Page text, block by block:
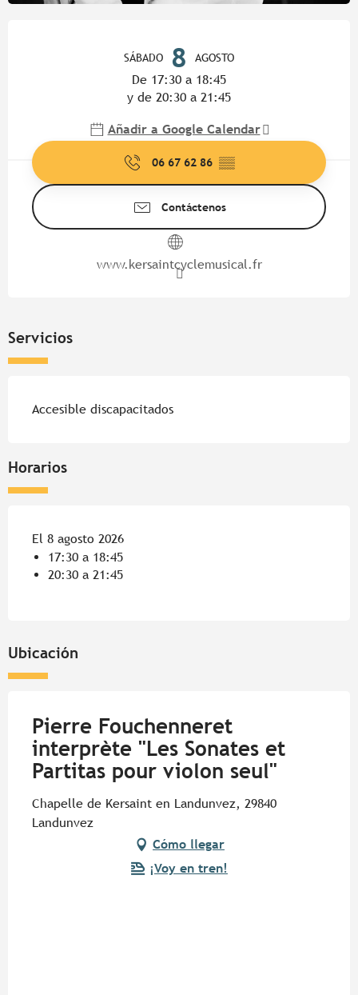
SÁBADO 8 AGOSTO
De 17:30 a 18:45
y de 20:30 a 21:45
Añadir a Google Calendar
06 67 62 86 ▒▒
Contáctenos
www.kersaintcyclemusical.fr
Servicios
Accesible discapacitados
Horarios
El 8 agosto 2026
17:30 a 18:45
20:30 a 21:45
Ubicación
Pierre Fouchenneret
interprète "Les Sonates et
Partitas pour violon seul"
Chapelle de Kersaint en Landunvez, 29840
Landunvez
Cómo llegar
¡Voy en tren!